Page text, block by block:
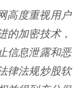
高度重视用户
的加密技术，
信息泄露和恶
律法规炒股软